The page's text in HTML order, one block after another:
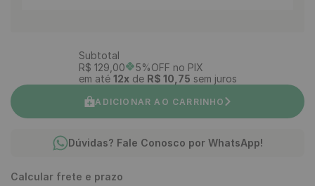
Subtotal
R$ 129 00
5%OFF no PIX
em até 12xde R$ 10 75 sem juros
ADICIONAR AO CARRINHO
Dúvidas? Fale Conosco por WhatsApp!
Calcular frete e prazo